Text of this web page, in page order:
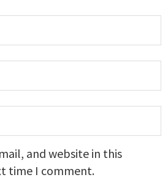
and website in this
time I comment.